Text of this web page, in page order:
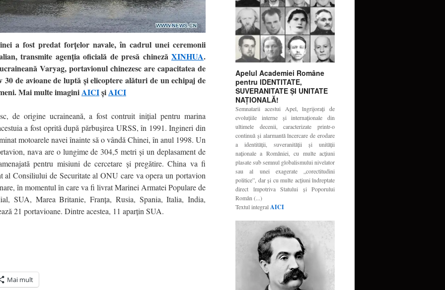
a fost predat forţelor navale, în cadrul unei ceremonii
transmite agenţia oficială de presă chineză XINHUA.
Varyag, portavionul chinezesc are capacitatea de
de avioane de luptă şi elicoptere alături de un echipaj de
Mai multe imaginiAICIşiAICI
de origine ucraineană, a fost contruit iniţial pentru marina
a fost oprită după părbuşirea URSS, în 1991. Ingineri din
motoarele navei înainte să o vândă Chinei, în anul 1998. Un
nava are o lungime de 304,5 metri şi un deplasament de
pentru misiuni de cercetare şi pregătire. China va fi
al Consiliului de Securitate al ONU care va opera un portavion
în momentul în care va fi livrat Marinei Armatei Populare de
SUA, Marea Britanie, Franţa, Rusia, Spania, Italia, India,
21 portavioane. Dintre acestea, 11 aparţin SUA.
Mai mult
Apelul Academiei Române
pentru IDENTITATE,
SUVERANITATE ŞI UNITATE
NAŢIONALĂ!
Semnatarii acestui Apel, îngrijoraţi de
evoluţiile interne şi internaţionale din
ultimele decenii, caracterizate printr-o
continuă şi alarmantă încercare de erodare
a identităţii, suveranităţii şi unităţii
naţionale a României, cu multe acţiuni
plasate sub semnul globalismului nivelator
sau al unei exagerate „corectitudini
politice”, dar şi cu multe acţiuni îndreptate
direct împotriva Statului şi Poporului
Român (...)
Textul integralAICI